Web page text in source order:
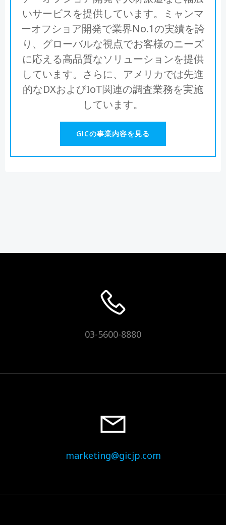
いサービスを提供しています。ミャンマ
ーオフショア開発で業界No.1の実績を誇
り、グローバルな視点でお客様のニーズ
に応える高品質なソリューションを提供
しています。さらに、アメリカでは先進
的なDXおよびIoT関連の調査業務を実施
しています。
GICの事業内容を見る
03-5600-8880
marketing@gicjp.com